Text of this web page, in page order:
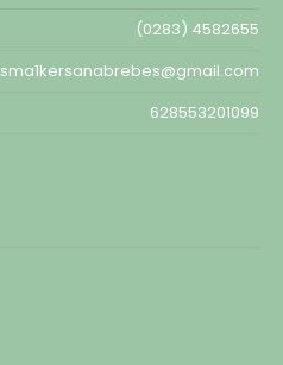
(0283) 4582655
sma1kersanabrebes@gmail.com
628553201099